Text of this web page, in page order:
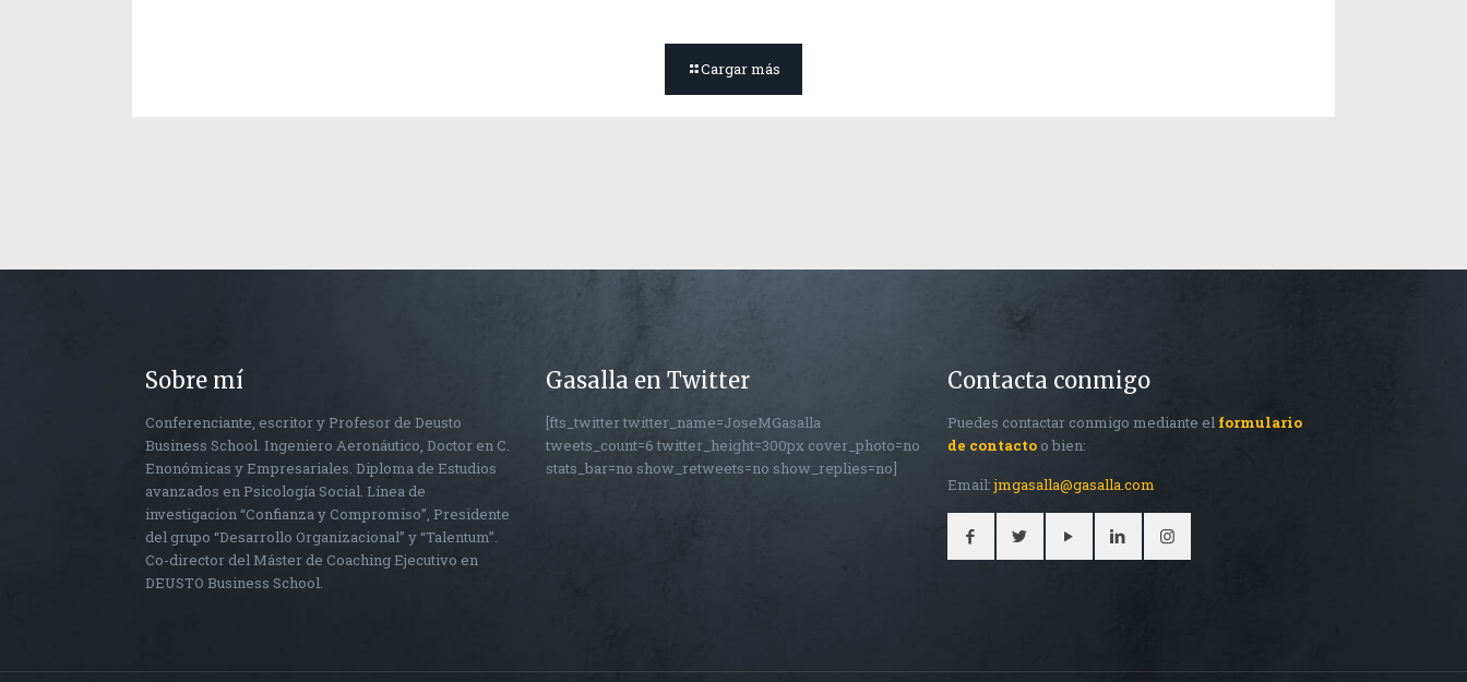
Cargar más
Sobre mí
Conferenciante, escritor y Profesor de Deusto
Business School. Ingeniero Aeronáutico, Doctor en C.
Enonómicas y Empresariales. Diploma de Estudios
avanzados en Psicología Social. Línea de
investigacion “Confianza y Compromiso”, Presidente
del grupo “Desarrollo Organizacional” y “Talentum”.
Co-director del Máster de Coaching Ejecutivo en
DEUSTO Business School.
Gasalla en Twitter
[fts_twitter twitter_name=JoseMGasalla
tweets_count=6 twitter_height=300px cover_photo=no
stats_bar=no show_retweets=no show_replies=no]
Contacta conmigo
Puedes contactar conmigo mediante el formulario
de contactoo bien:
Email:jmgasalla@gasalla.com